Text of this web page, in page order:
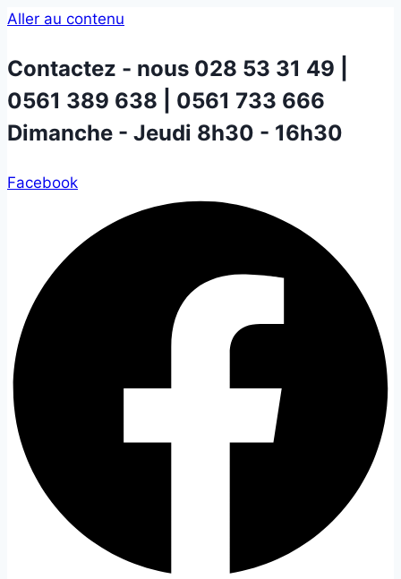
Aller au contenu
Contactez - nous 028 53 31 49 |
0561 389 638 | 0561 733 666
Dimanche - Jeudi 8h30 - 16h30
Facebook